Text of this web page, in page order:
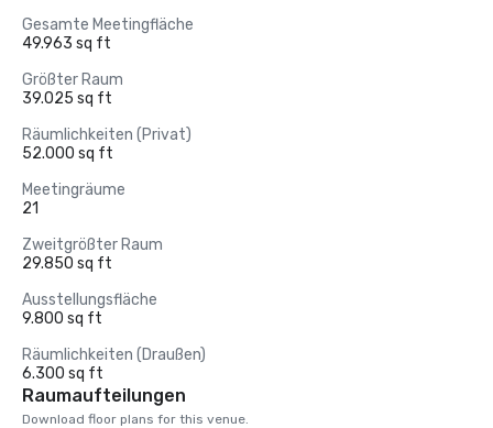
Gesamte Meetingfläche
49.963 sq ft
Größter Raum
39.025 sq ft
Räumlichkeiten (Privat)
52.000 sq ft
Meetingräume
21
Zweitgrößter Raum
29.850 sq ft
Ausstellungsfläche
9.800 sq ft
Räumlichkeiten (Draußen)
6.300 sq ft
Raumaufteilungen
Download floor plans for this venue.